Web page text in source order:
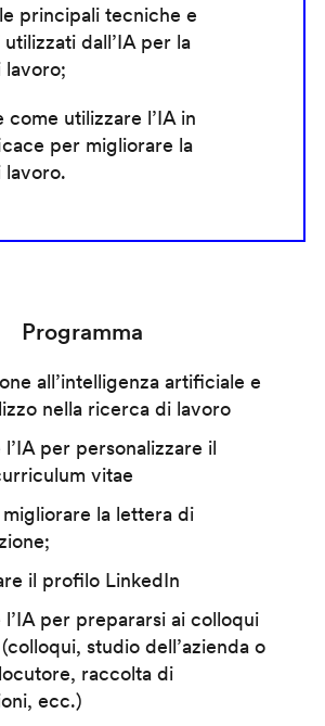
principali tecniche e
dall’IA per la
come utilizzare l’IA in
per migliorare la
Programma
all’intelligenza artificiale e
nella ricerca di lavoro
l’IA per personalizzare il
vitae
la lettera di
il profilo LinkedIn
l’IA per prepararsi ai colloqui
studio dell’azienda o
raccolta di
ecc.)